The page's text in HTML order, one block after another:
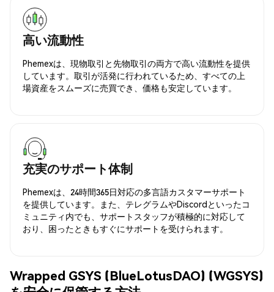
高い流動性
Phemexは、現物取引と先物取引の両方で高い流動性を提供
しています。取引が活発に行われているため、すべての上
場資産をスムーズに売買でき、価格も安定しています。
充実のサポート体制
Phemexは、24時間365日対応の多言語カスタマーサポート
を提供しています。また、テレグラムやDiscordといったコ
ミュニティ内でも、サポートスタッフが積極的に対応して
おり、困ったときもすぐにサポートを受けられます。
Wrapped GSYS (BlueLotusDAO) (WGSYS)